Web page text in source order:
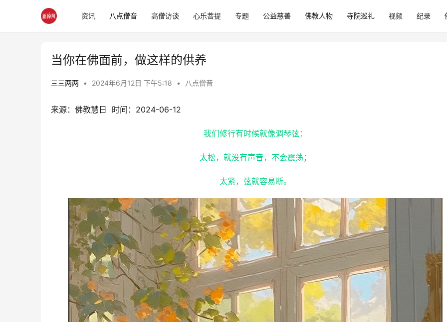
资讯 八点僧音 高僧访谈 心乐菩提 专题 公益慈善 佛教人物 寺院巡礼 视频 纪录
当你在佛面前，做这样的供养
三三两两 • 2024年6月12日 下午5:18 • 八点僧音
来源：佛教慧日  时间：2024-06-12
我们修行有时候就像调琴弦：
太松，就没有声音，不会震荡；
太紧，弦就容易断。